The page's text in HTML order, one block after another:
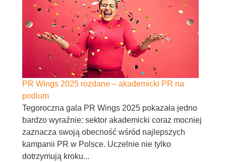
PR Wings 2025 rozdane – akademicki PR na
podium
Tegoroczna gala PR Wings 2025 pokazała jedno
bardzo wyraźnie: sektor akademicki coraz mocniej
zaznacza swoją obecność wśród najlepszych
kampanii PR w Polsce. Uczelnie nie tylko
dotrzymują kroku...